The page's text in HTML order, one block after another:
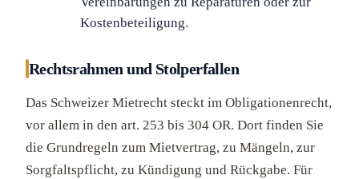
Kostenbeteiligung.
Rechtsrahmen und Stolperfallen
Das Schweizer Mietrecht steckt im Obligationenrecht,
vor allem in den art. 253 bis 304 OR. Dort finden Sie
die Grundregeln zum Mietvertrag, zu Mängeln, zur
Sorgfaltspflicht, zu Kündigung und Rückgabe. Für